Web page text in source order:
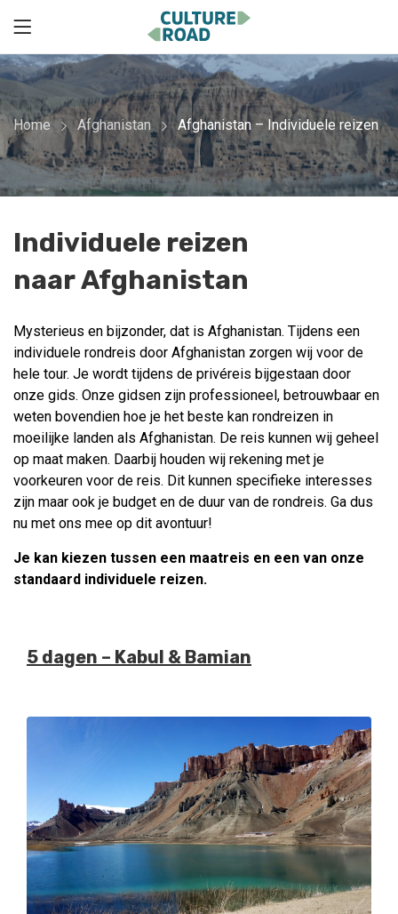
Home Afghanistan Afghanistan – Individuele reizen
Individuele reizen
naar Afghanistan
Mysterieus en bijzonder, dat is Afghanistan. Tijdens een
individuele rondreis door Afghanistan zorgen wij voor de
hele tour. Je wordt tijdens de privéreis bijgestaan door
onze gids. Onze gidsen zijn professioneel, betrouwbaar en
weten bovendien hoe je het beste kan rondreizen in
moeilijke landen als Afghanistan. De reis kunnen wij geheel
op maat maken. Daarbij houden wij rekening met je
voorkeuren voor de reis. Dit kunnen specifieke interesses
zijn maar ook je budget en de duur van de rondreis. Ga dus
nu met ons mee op dit avontuur!
Je kan kiezen tussen een maatreis en een van onze
standaard individuele reizen.
5 dagen – Kabul & Bamian